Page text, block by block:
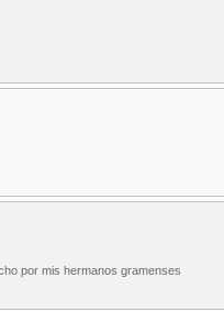
por mis hermanos gramenses